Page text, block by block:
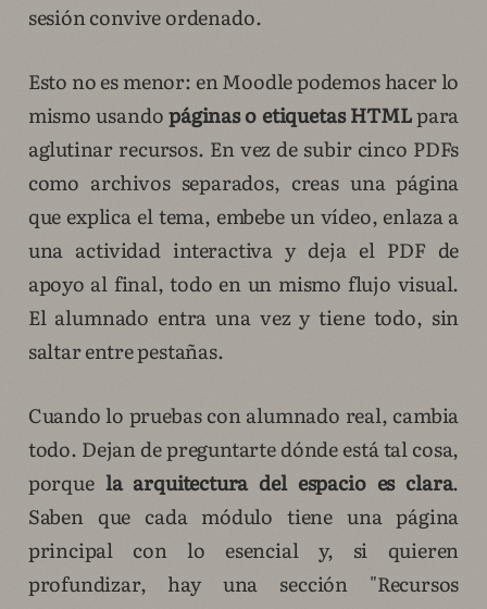
sesión convive ordenado.
Esto no es menor: en Moodle podemos hacer lo
mismo usandopáginas o etiquetas HTMLpara
aglutinar recursos. En vez de subir cinco PDFs
como archivos separados, creas una página
que explica el tema, embebe un vídeo, enlaza a
una actividad interactiva y deja el PDF de
apoyo al final, todo en un mismo flujo visual.
El alumnado entra una vez y tiene todo, sin
saltar entre pestañas.
Cuando lo pruebas con alumnado real, cambia
todo. Dejan de preguntarte dónde está tal cosa,
porque la arquitectura del espacio es clara.
Saben que cada módulo tiene una página
principal con lo esencial y, si quieren
profundizar, hay una sección "Recursos